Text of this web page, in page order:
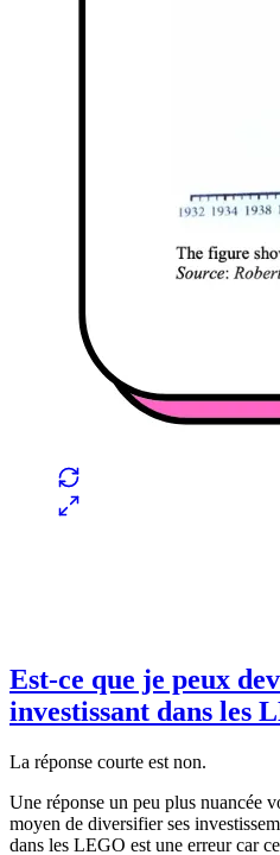
Est-ce que je peux
investissant dans les
La réponse courte est non.
Une réponse un peu plus nuancée
moyen de diversifier ses
dans les LEGO est une erreur car